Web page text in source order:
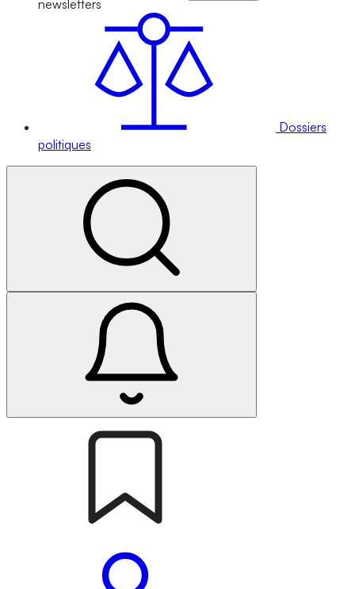
newsletters
Dossiers
politiques